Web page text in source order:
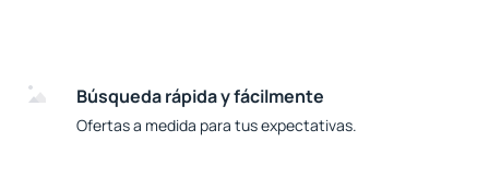
Búsqueda rápida y fácilmente
Ofertas a medida para tus expectativas.